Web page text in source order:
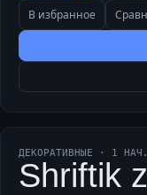
В избранное
ДЕКОРАТИВНЫЕ · 1 НАЧ.
Shriftik